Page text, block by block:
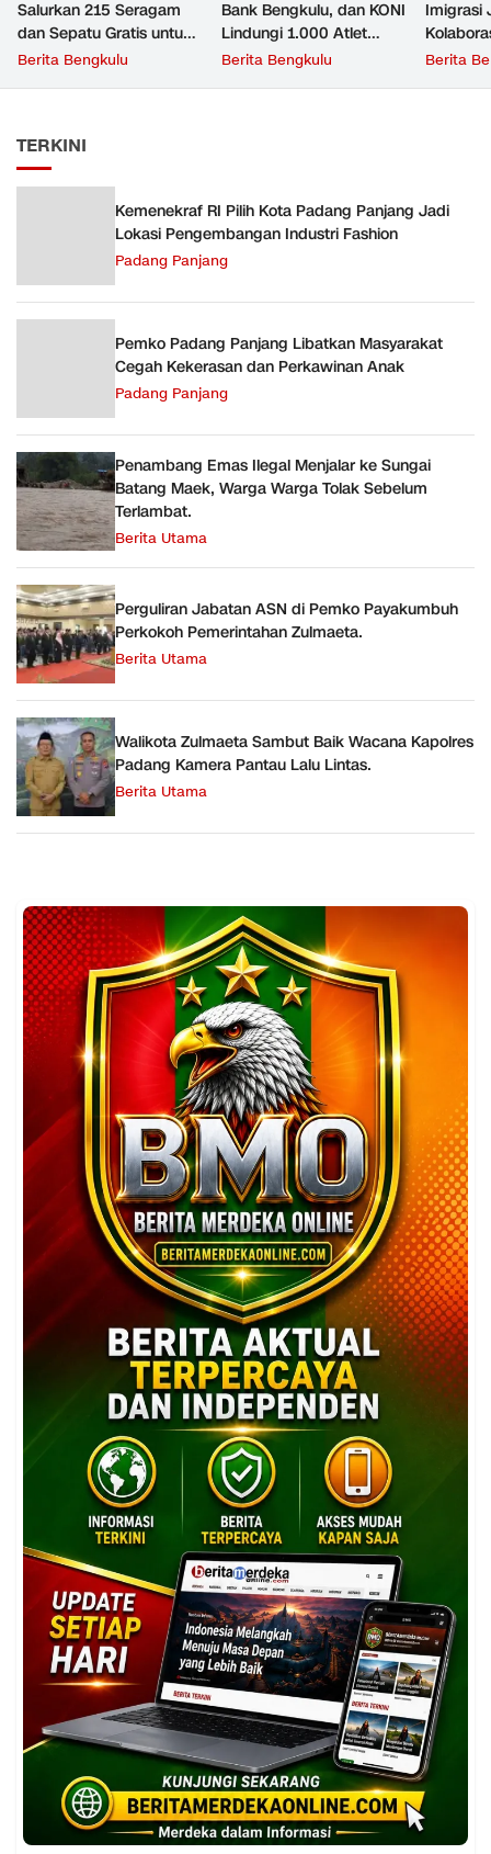
Salurkan 215 Seragam
dan Sepatu Gratis untuk
Siswa Baru, Kepala
Berita Bengkulu
Bank Bengkulu, dan KONI
Lindungi 1.000 Atlet
Bengkulu Lewat
Berita Bengkulu
Imigrasi
Hamagi
Berita
TERKINI
Kemenekraf RI Pilih Kota Padang Panjang Jadi
Lokasi Pengembangan Industri Fashion
Padang Panjang
Pemko Padang Panjang Libatkan Masyarakat
Cegah Kekerasan dan Perkawinan Anak
Padang Panjang
Penambang Emas Ilegal Menjalar ke Sungai
Batang Maek, Warga Warga Tolak Sebelum
Terlambat.
Berita Utama
Perguliran Jabatan ASN di Pemko Payakumbuh
Perkokoh Pemerintahan Zulmaeta.
Berita Utama
Walikota Zulmaeta Sambut Baik Wacana Kapolres
Padang Kamera Pantau Lalu Lintas.
Berita Utama